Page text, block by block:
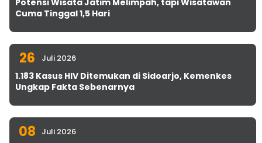
Potensi Wisata Jatim Melimpah, tapi Wisatawan
Cuma Tinggal 1,5 Hari
26 Juli 2026
1.183 Kasus HIV Ditemukan di Sidoarjo, Kemenkes
Ungkap Fakta Sebenarnya
08 Juli 2026